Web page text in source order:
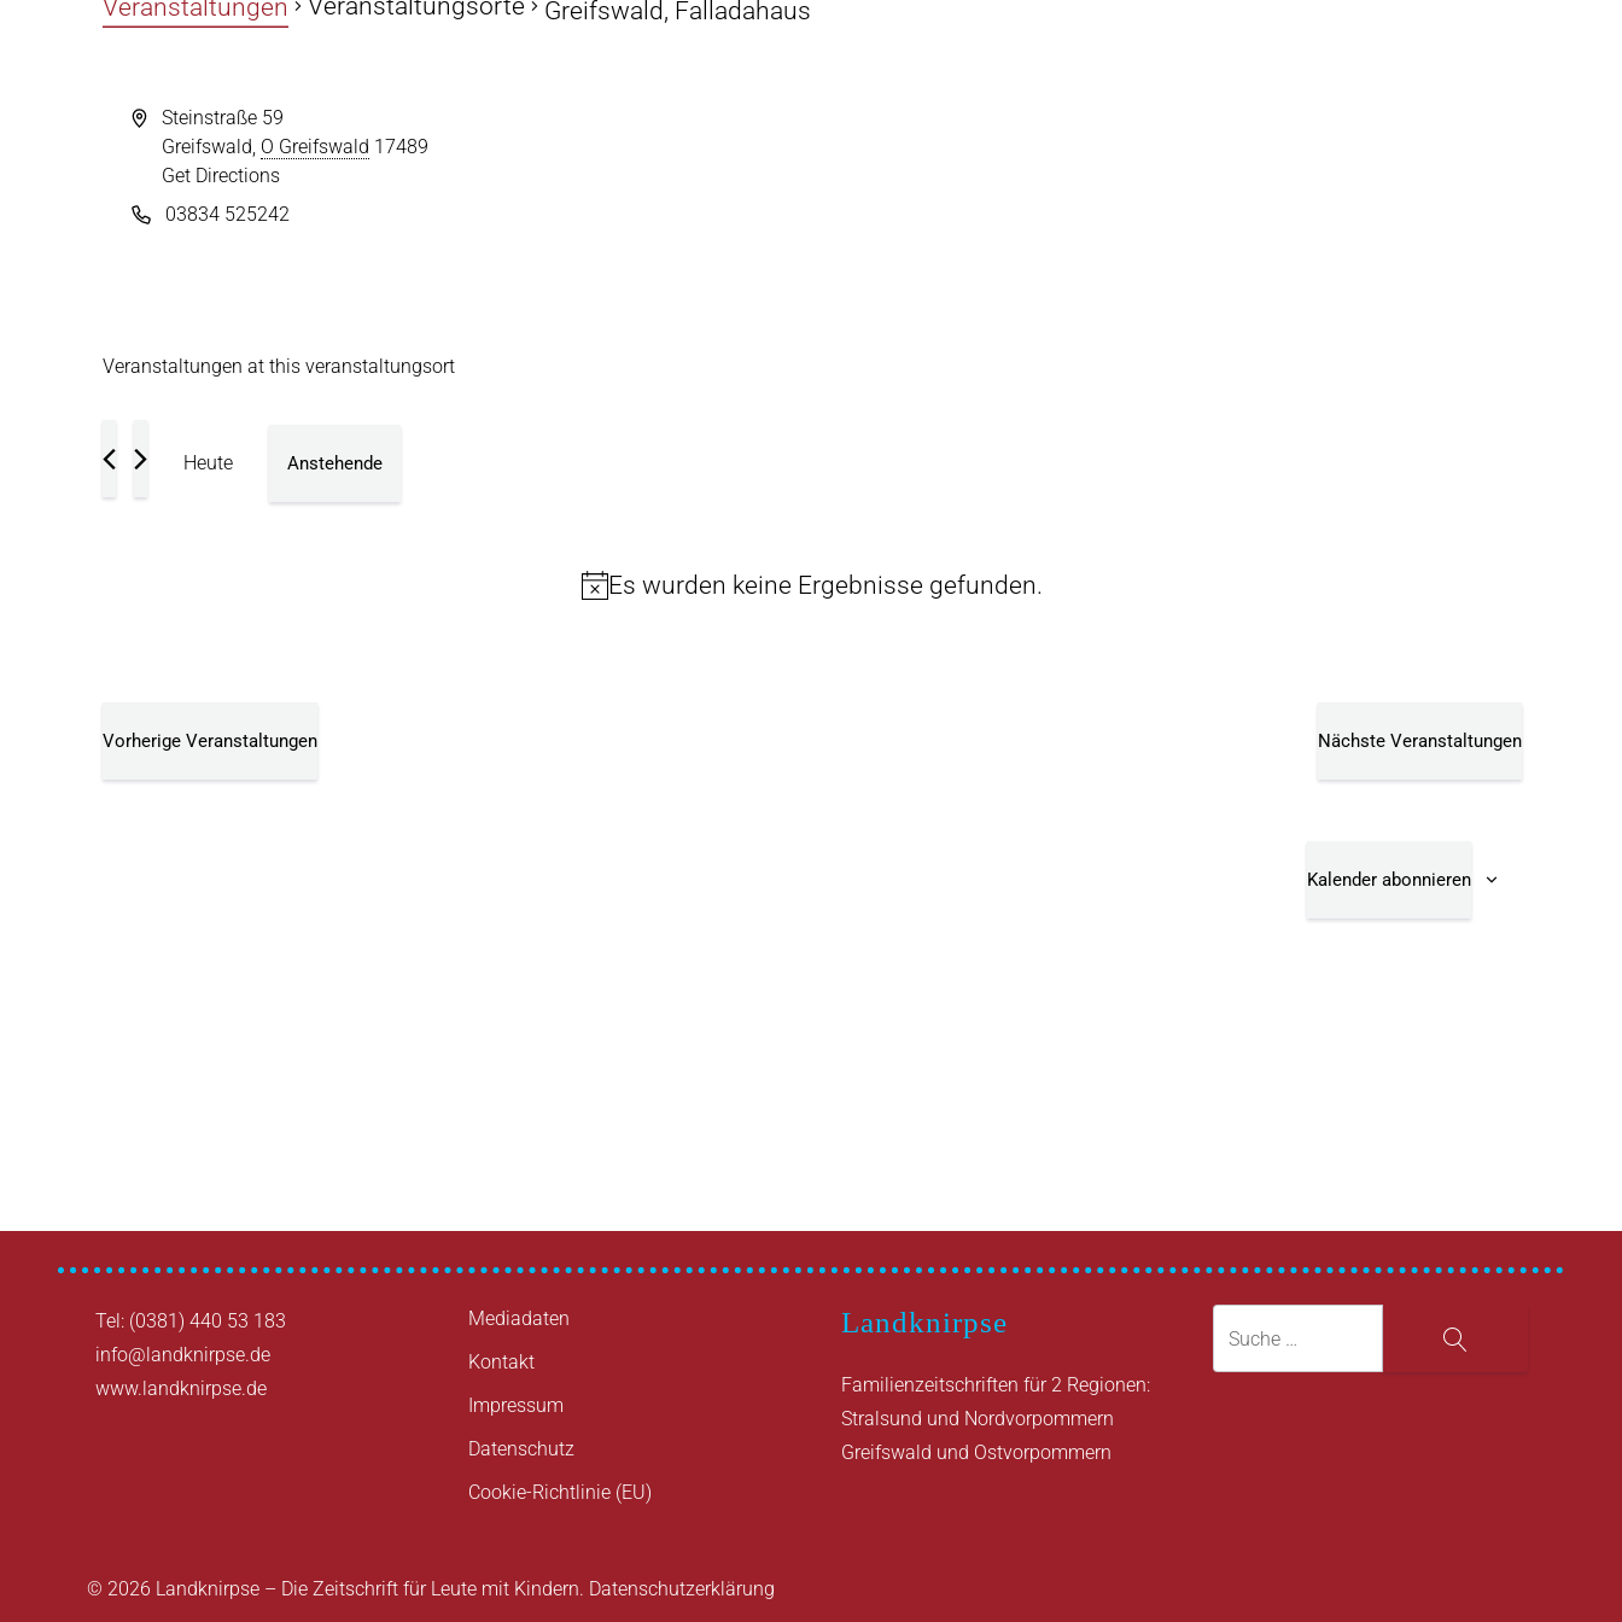
Es wurden keine Ergebnisse gefunden.
Veranstaltungen Veranstaltungsorte Greifswald, Falladahaus
Steinstraße 59
Greifswald, O Greifswald 17489
Get Directions
03834 525242
Veranstaltungen at this veranstaltungsort
Heute Anstehende
Vorherige Veranstaltungen Nächste Veranstaltungen
Kalender abonnieren
Tel: (0381) 440 53 183
info@landknirpse.de
www.landknirpse.de
Mediadaten
Kontakt
Impressum
Datenschutz
Cookie-Richtlinie (EU)
Landknirpse
Familienzeitschriften für 2 Regionen:
Stralsund und Nordvorpommern
Greifswald und Ostvorpommern
Suche
Suche
© 2026 Landknirpse – Die Zeitschrift für Leute mit Kindern. Datenschutzerklärung